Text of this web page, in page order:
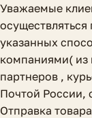
Уважаемые
указанных
компаниями( из
партнеров ,
Почтой России,
Отправка